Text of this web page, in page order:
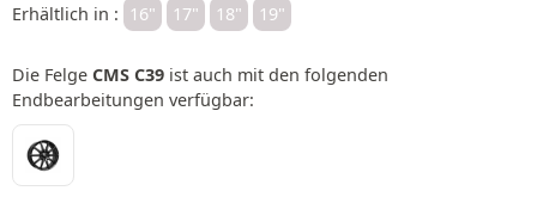
Erhältlich in : 16" 17" 18" 19"
Die Felge CMS C39 ist auch mit den folgenden
Endbearbeitungen verfügbar: